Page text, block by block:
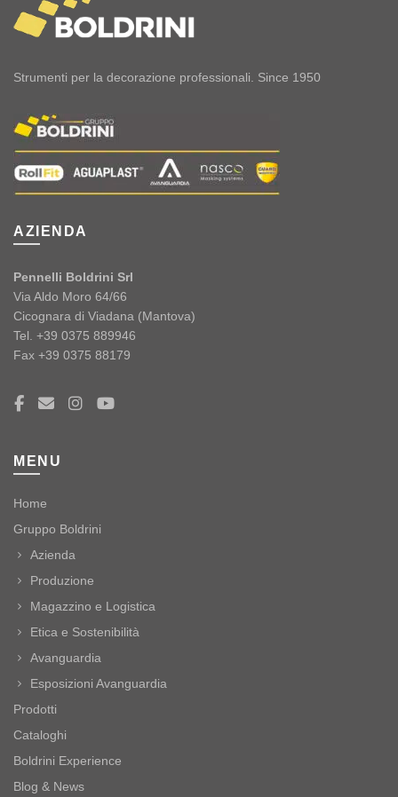
Strumenti per la decorazione professionali. Since 1950
AZIENDA
Pennelli Boldrini Srl
Via Aldo Moro 64/66
Cicognara di Viadana (Mantova)
Tel. +39 0375 889946
Fax +39 0375 88179
MENU
Home
Gruppo Boldrini
Azienda
Produzione
Magazzino e Logistica
Etica e Sostenibilità
Avanguardia
Esposizioni Avanguardia
Prodotti
Cataloghi
Boldrini Experience
Blog & News